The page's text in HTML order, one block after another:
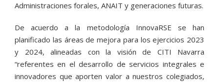
Administraciones forales, ANAIT y generaciones futuras.
De acuerdo a la metodología InnovaRSE se han
planificado las áreas de mejora para los ejercicios 2023
y 2024, alineadas con la visión de CITI Navarra
“referentes en el desarrollo de servicios integrales e
innovadores que aporten valor a nuestros colegiados,